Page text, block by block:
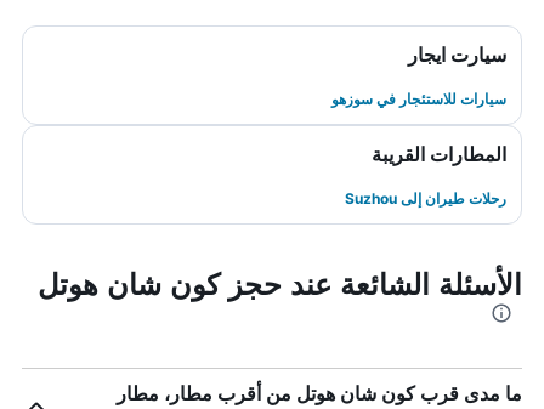
سيارت ايجار
سيارات للاستئجار في سوزهو
المطارات القريبة
رحلات طيران إلى Suzhou
الأسئلة الشائعة عند حجز كون شان هوتل
ما مدى قرب كون شان هوتل من أقرب مطار، مطار